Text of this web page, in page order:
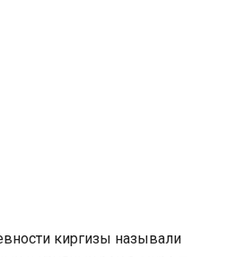
киргизы называли